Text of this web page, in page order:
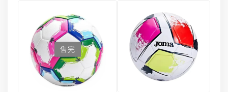
售完